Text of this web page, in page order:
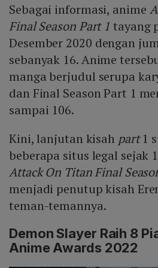
Sebagai informasi, anime
Final Season Part 1 tayang
Desember 2020 dengan
sebanyak 16. Anime
manga berjudul serupa
dan Final Season Part 1
sampai 106.
Kini, lanjutan kisah part1
beberapa situs legal sejak
Attack On Titan Final
menjadi penutup kisah
teman-temannya.
Demon Slayer Raih 8
Anime Awards 2022